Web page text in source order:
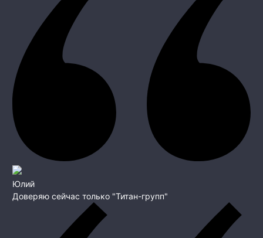
Юлий
Доверяю сейчас только "Титан-групп"